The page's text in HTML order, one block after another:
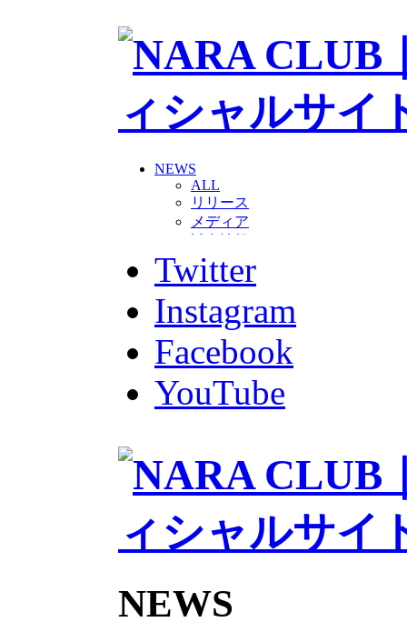
NEWS
ALL
リリース
メディア
グッズ
ファンコミュニティ
ホームタウン
コラム
その他
TEAM
2026/27トップチーム
2026/27トップチームスタッフ
チアダンススクール
ボランティアチーム「volundeer」
HOMEGAME
観戦ルール＆マナー
写真・動画使用ガイドライン
ロートフィールド奈良
Twitter
Instagram
Facebook
YouTube
NEWS